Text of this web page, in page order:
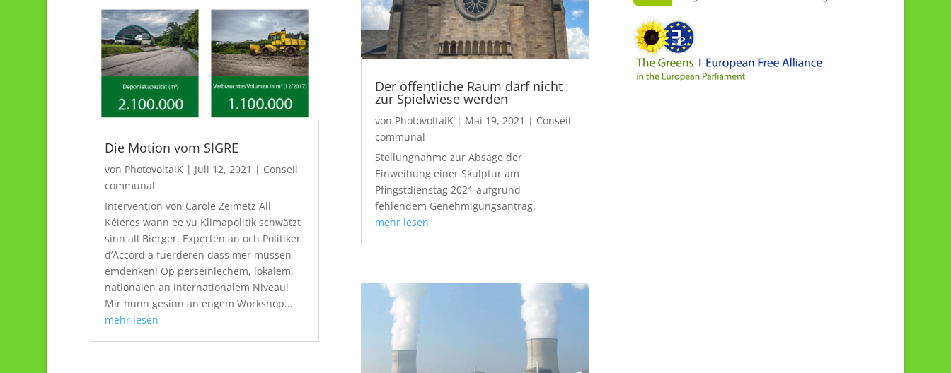
Die Motion vom SIGRE
von PhotovoltaiK| Juli 12, 2021 | Conseil
communal
Intervention von Carole Zeimetz All
Kéieres wann ee vu Klimapolitik schwätzt
sinn all Bierger, Experten an och Politiker
d’Accord a fuerderen dass mer mussen
ëmdenken! Op perséinlechem, lokalem,
nationalen an internationalem Niveau!
Mir hunn gesinn an engem Workshop...
mehr lesen
Der öffentliche Raum darf nicht
zur Spielwiese werden
von PhotovoltaiK | Mai 19, 2021 | Conseil
communal
Stellungnahme zur Absage der
Einweihung einer Skulptur am
Pfingstdienstag 2021 aufgrund
fehlendem Genehmigungsantrag.
mehr lesen